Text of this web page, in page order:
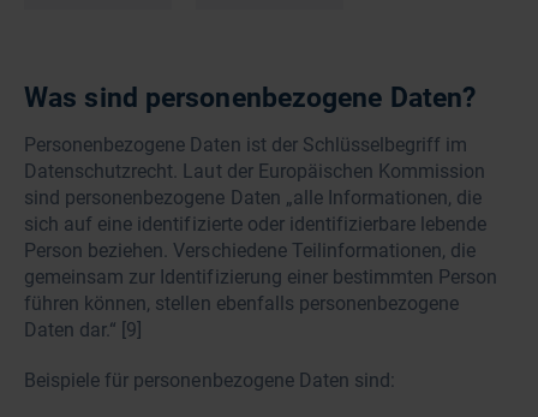
Was sind personenbezogene Daten?
Personenbezogene Daten ist der Schlüsselbegriff im
Datenschutzrecht. Laut der Europäischen Kommission
sind personenbezogene Daten „alle Informationen, die
sich auf eine identifizierte oder identifizierbare lebende
Person beziehen. Verschiedene Teilinformationen, die
gemeinsam zur Identifizierung einer bestimmten Person
führen können, stellen ebenfalls personenbezogene
Daten dar.“ [9]
Beispiele für personenbezogene Daten sind: